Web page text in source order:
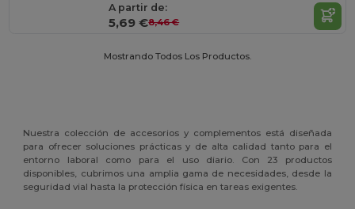
A partir de:
5,69 €8,46 €
Mostrando Todos Los Productos.
Nuestra colección de accesorios y complementos está diseñada
para ofrecer soluciones prácticas y de alta calidad tanto para el
entorno laboral como para el uso diario. Con 23 productos
disponibles, cubrimos una amplia gama de necesidades, desde la
seguridad vial hasta la protección física en tareas exigentes.